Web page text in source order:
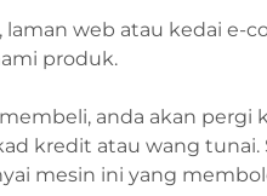
web atau kedai e-
produk.
anda akan pergi
kredit atau wang
mesin ini yang